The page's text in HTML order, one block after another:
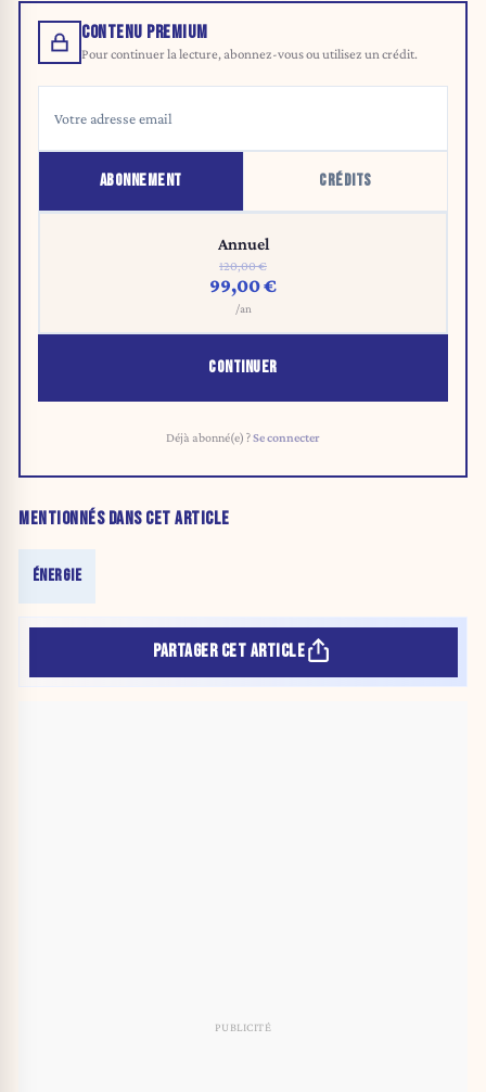
CONTENU PREMIUM
Pour continuer la lecture, abonnez-vous ou utilisez un crédit.
ABONNEMENT CRÉDITS
Annuel
120,00 €
99,00 €
/an
CONTINUER
Déjà abonné(e) ?Se connecter
MENTIONNÉS DANS CET ARTICLE
ÉNERGIE
PARTAGER CET ARTICLE